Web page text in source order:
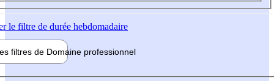
le filtre de durée hebdomadaire
filtres de Domaine professionnel